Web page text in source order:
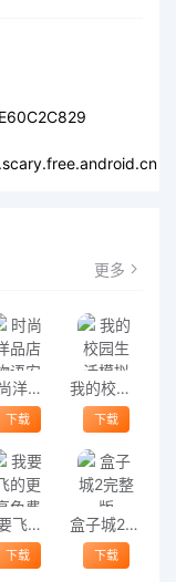
更多
时尚洋品店物语安卓版
下载
我的校园生活模拟最新版
下载
我要飞的更高免费版
下载
盒子城2完整版
下载